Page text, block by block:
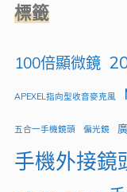
標籤
100倍顯微鏡
APEXEL指向型收音麥克風
五合一手機鏡頭 偏光鏡
手機外接鏡